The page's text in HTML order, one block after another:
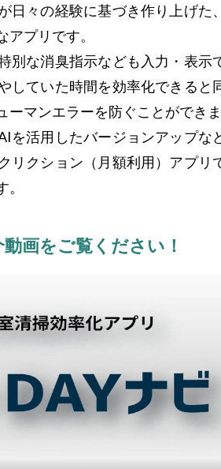
日々の経験に基づき作り上げた
プリです。
別な消臭指示なども入力・表示
していた時間を効率化できると
マンエラーを防ぐことができま
を活用したバージョンアップな
リクション（月額利用）アプリ
画をご覧ください！